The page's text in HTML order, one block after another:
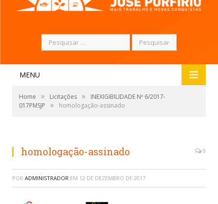
Pesquisar
por:
MENU
Home » Licitações »
INEXIGIBILIDADE Nº 6/2017-
017PMSJP
» homologação-assinado
homologação-assinado 0
POR ADMINISTRADOR EM 12 DE DEZEMBRO DE 2017